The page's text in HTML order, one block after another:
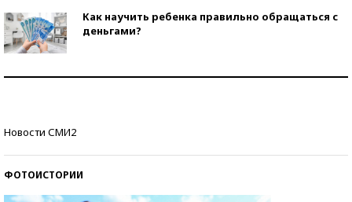
Как научить ребенка правильно обращаться с
деньгами?
Новости СМИ2
ФОТОИСТОРИИ